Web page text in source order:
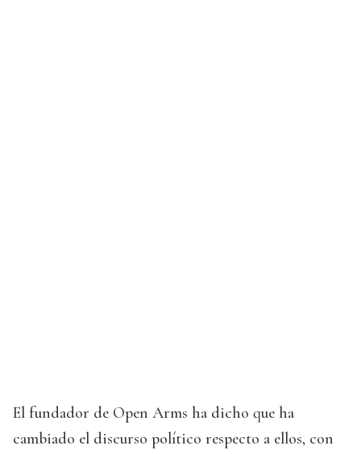
El fundador de Open Arms ha dicho que ha
cambiado el discurso político respecto a ellos, con